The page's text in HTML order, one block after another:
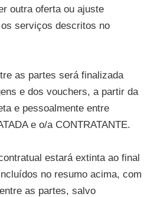
outra oferta ou ajuste
serviços descritos no
as partes será finalizada
e dos vouchers, a partir da
e pessoalmente entre
e o/a CONTRATANTE.
estará extinta ao final
no resumo acima, com
as partes, salvo